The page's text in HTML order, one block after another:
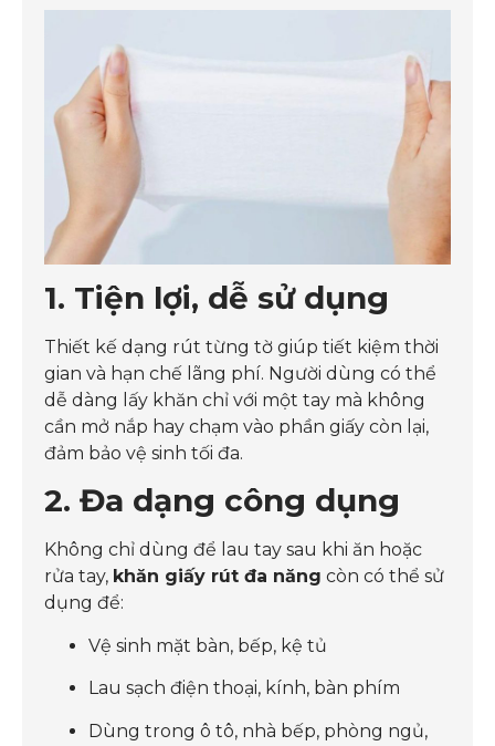
1. Tiện lợi, dễ sử dụng
Thiết kế dạng rút từng tờ giúp tiết kiệm thời
gian và hạn chế lãng phí. Người dùng có thể
dễ dàng lấy khăn chỉ với một tay mà không
cần mở nắp hay chạm vào phần giấy còn lại,
đảm bảo vệ sinh tối đa.
2. Đa dạng công dụng
Không chỉ dùng để lau tay sau khi ăn hoặc
rửa tay, khăn giấy rút đa năng còn có thể sử
dụng để:
Vệ sinh mặt bàn, bếp, kệ tủ
Lau sạch điện thoại, kính, bàn phím
Dùng trong ô tô, nhà bếp, phòng ngủ,